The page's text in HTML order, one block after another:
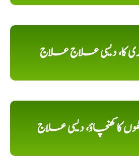
کا، دیسی علاج علاج
کا کھنچاؤ، دیسی علاج